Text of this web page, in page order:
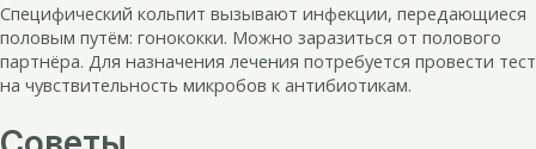
Специфический кольпит вызывают инфекции, передающиеся
половым путём: гонококки. Можно заразиться от полового
партнёра. Для назначения лечения потребуется провести тест
на чувствительность микробов к антибиотикам.